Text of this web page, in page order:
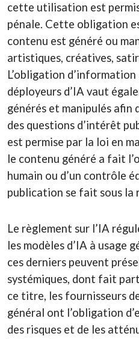
cette utilisation est
pénale. Cette obligation
contenu est généré ou
artistiques, créatives,
L’obligation d’information
déployeurs d’IA vaut
générés et manipulés afin
des questions d’intérêt
est permise par la loi en
le contenu généré a fait
humain ou d’un contrôle
publication se fait sous
Le règlement sur l’IA
les modèles d’IA à usage
ces derniers peuvent
systémiques, dont fait
ce titre, les fournisseurs
général ont l’obligation
des risques et de les